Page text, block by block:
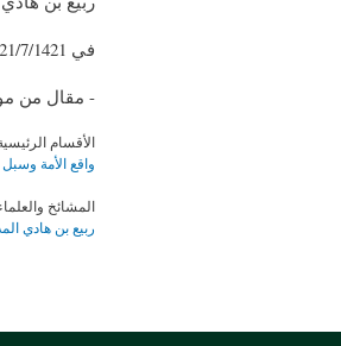
في 21/7/1421 هـ
- مقال من
الأقسام
واقع الأمة
المشائخ
ربيع بن هادي